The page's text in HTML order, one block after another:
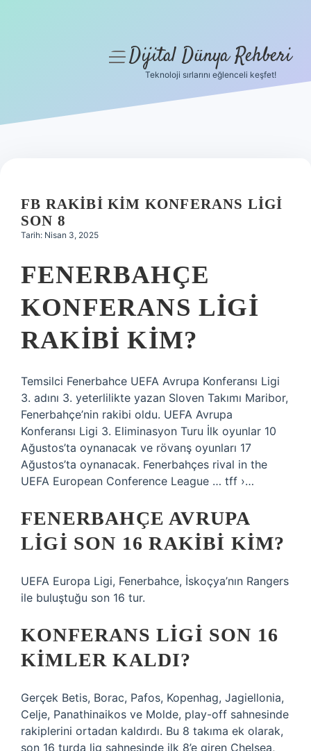
Hakkımızda
menüyüDijital Dünya Rehberi
Teknoloji sırlarını eğlenceli keşfet!
FB RAKIBI KIM KONFERANS LIGI
SON 8
Tarih: Nisan 3, 2025
FENERBAHÇE
KONFERANS LIGI
RAKIBI KIM?
Temsilci Fenerbahce UEFA Avrupa Konferansı Ligi
3. adını 3. yeterlilikte yazan Sloven Takımı Maribor,
Fenerbahçe’nin rakibi oldu. UEFA Avrupa
Konferansı Ligi 3. Eliminasyon Turu İlk oyunlar 10
Ağustos’ta oynanacak ve rövanş oyunları 17
Ağustos’ta oynanacak. Fenerbahçes rival in the
UEFA European Conference League … tff ›…
FENERBAHÇE AVRUPA
LIGI SON 16 RAKIBI KIM?
UEFA Europa Ligi, Fenerbahce, İskoçya’nın Rangers
ile buluştuğu son 16 tur.
KONFERANS LIGI SON 16
KIMLER KALDI?
Gerçek Betis, Borac, Pafos, Kopenhag, Jagiellonia,
Celje, Panathinaikos ve Molde, play-off sahnesinde
rakiplerini ortadan kaldırdı. Bu 8 takıma ek olarak,
son 16 turda lig sahnesinde ilk 8’e giren Chelsea,